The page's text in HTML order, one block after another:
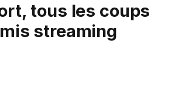
tous les coups
streaming